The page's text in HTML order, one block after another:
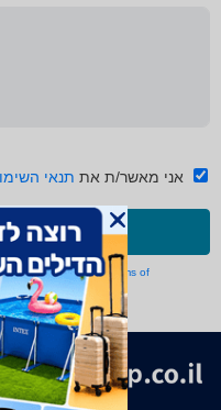
אני מאשר/ת את תנאי
Privacy Policyand Terms of